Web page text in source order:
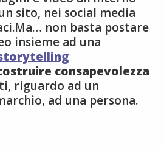
sito, nei social media
non basta postare
insieme ad una
consapevolezza
riguardo ad un
ad una persona.